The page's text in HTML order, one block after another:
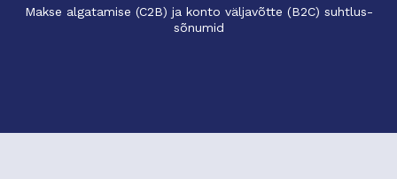
Makse algatamise (C2B) ja konto väljavõtte (B2C) suhtlus-
sõnumid